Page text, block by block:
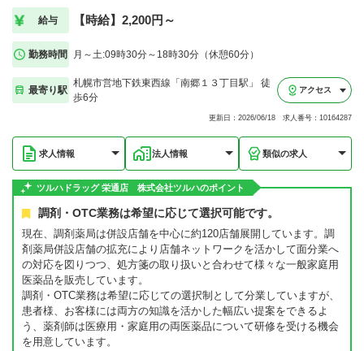
給与 【時給】2,200円～
勤務時間 月～土:09時30分～18時30分（休憩60分）
最寄り駅
札幌市営地下鉄東西線「南郷１３丁目駅」 徒
歩6分
アクセス
更新日：2026/06/18 求人番号：10164287
求人情報 法人情報 類似の求人
ツルハドラッグ 栄通店 株式会社ツルハのポイント
調剤・OTC業務は希望に応じて選択可能です。
現在、調剤薬局は併設店舗を中心に約120店舗展開しています。調
剤薬局併設店舗の拡充により店舗ネットワークを活かして面分業へ
の対応を図りつつ、処方箋の取り扱いと合わせて様々な一般家庭用
医薬品を販売しています。
調剤・OTC業務は希望に応じての選択制として分業していますが、
患者様、お客様には両方の知識を活かした幅広い提案をできるよ
う、薬剤師は医療用・家庭用の両医薬品について研修を受ける機会
を用意しています。